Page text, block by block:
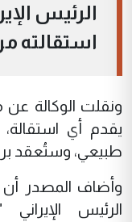
الرئيس
استقالته
ونقلت الوكالة
يقدم أي
طبيعي، وستُعقد
وأضاف المصدر أن
الرئيس